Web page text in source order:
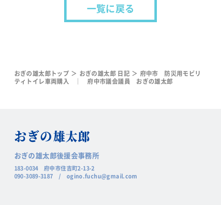
おぎの雄太郎トップ おぎの雄太郎 日記
府中市 防災用モビリ
ティトイレ車両購入 ｜ 府中市議会議員 おぎの雄太郎
一覧に戻る
おぎの雄太郎
おぎの雄太郎後援会事務所
183-0034 府中市住吉町2-13-2
090-3089-3187 / ogino.fuchu@gmail.com